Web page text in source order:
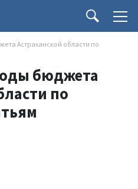
Астраханской области по
бюджета
по